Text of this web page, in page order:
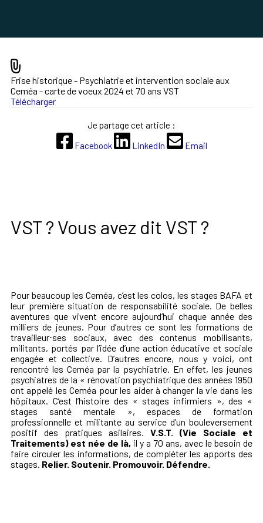
VST ? Vous avez dit VST ?
Pour beaucoup les Ceméa, c’est les colos, les stages BAFA et
leur première situation de responsabilité sociale. De belles
aventures que vivent encore aujourd’hui chaque année des
milliers de jeunes. Pour d’autres ce sont les formations de
travailleur⋅ses sociaux, avec des contenus mobilisants,
militants, portés par l’idée d’une action éducative et sociale
engagée et collective. D’autres encore, nous y voici, ont
rencontré les Ceméa par la psychiatrie. En effet, les jeunes
psychiatres de la « rénovation psychiatrique des années 1950
ont appelé les Ceméa pour les aider à changer la vie dans les
hôpitaux. C’est l’histoire des « stages infirmiers », des «
stages santé mentale », espaces de formation
professionnelle et militante au service d’un bouleversement
positif des pratiques asilaires. V.S.T. (Vie Sociale et
Traitements) est née de là, il y a 70 ans, avec le besoin de
faire circuler les informations, de compléter les apports des
stages. Relier. Soutenir. Promouvoir. Défendre.
Frise historique - Psychiatrie et intervention sociale aux
Ceméa - carte de voeux 2024 et 70 ans VST
Télécharger
Je partage cet article :
Facebook
LinkedIn Email